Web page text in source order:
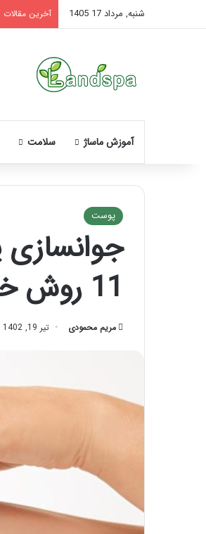
شنبه, مرداد 17 1405 آخرین مقالات
آموزش ماساژ سلامت
پوست
11 روش خانگی
مریم محمودی تیر 19, 1402